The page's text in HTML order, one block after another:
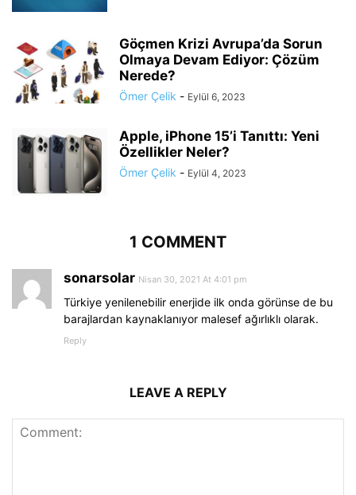
Göçmen Krizi Avrupa’da Sorun
Olmaya Devam Ediyor: Çözüm
Nerede?
Ömer Çelik - Eylül 6, 2023
Apple, iPhone 15’i Tanıttı: Yeni
Özellikler Neler?
Ömer Çelik - Eylül 4, 2023
1 COMMENT
sonarsolar Nisan 30, 2021 At 4:01 pm
Türkiye yenilenebilir enerjide ilk onda görünse de bu
barajlardan kaynaklanıyor malesef ağırlıklı olarak.
Reply
LEAVE A REPLY